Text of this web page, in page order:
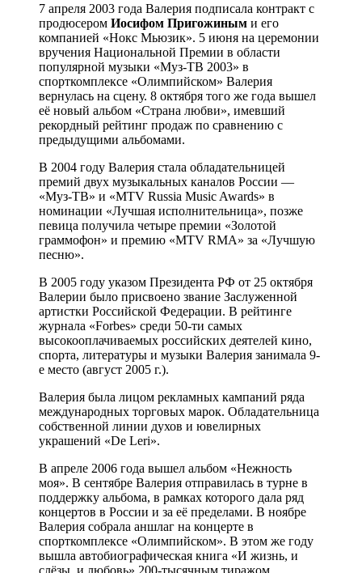
7 апреля 2003 года Валерия подписала контракт с
продюсером Иосифом Пригожиным и его
компанией «Нокс Мьюзик». 5 июня на церемонии
вручения Национальной Премии в области
популярной музыки «Муз-ТВ 2003» в
спорткомплексе «Олимпийском» Валерия
вернулась на сцену. 8 октября того же года вышел
её новый альбом «Страна любви», имевший
рекордный рейтинг продаж по сравнению с
предыдущими альбомами.
В 2004 году Валерия стала обладательницей
премий двух музыкальных каналов России —
«Муз-ТВ» и «MTV Russia Music Awards» в
номинации «Лучшая исполнительница», позже
певица получила четыре премии «Золотой
граммофон» и премию «MTV RMA» за «Лучшую
песню».
В 2005 году указом Президента РФ от 25 октября
Валерии было присвоено звание Заслуженной
артистки Российской Федерации. В рейтинге
журнала «Forbes» среди 50-ти самых
высокооплачиваемых российских деятелей кино,
спорта, литературы и музыки Валерия занимала 9-
е место (август 2005 г.).
Валерия была лицом рекламных кампаний ряда
международных торговых марок. Обладательница
собственной линии духов и ювелирных
украшений «De Leri».
В апреле 2006 года вышел альбом «Нежность
моя». В сентябре Валерия отправилась в турне в
поддержку альбома, в рамках которого дала ряд
концертов в России и за её пределами. В ноябре
Валерия собрала аншлаг на концерте в
спорткомплексе «Олимпийском». В этом же году
вышла автобиографическая книга «И жизнь, и
слёзы, и любовь» 200-тысячным тиражом.